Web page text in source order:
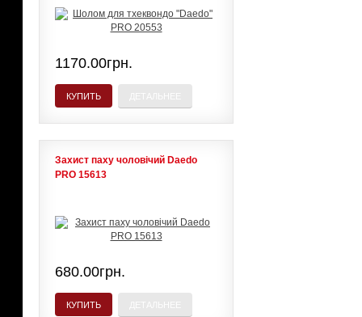
1170.00грн.
КУПИТЬ
Захист паху чоловічий Daedo
PRO 15613
680.00грн.
КУПИТЬ